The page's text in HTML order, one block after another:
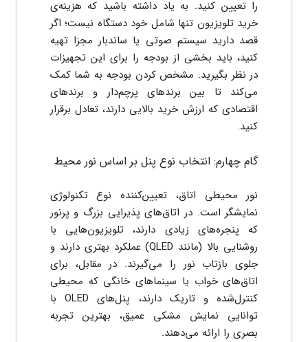
را تعیین کنید. به یاد داشته باشید که هزینه‌ی
خرید تلویزیون تنها شامل خود دستگاه نیست؛ اگر
قصد دارید سیستم صوتی یا ساندبار مجزا تهیه
کنید، باید بخشی از بودجه را برای این تجهیزات
در نظر بگیرید. مشخص کردن بودجه به شما کمک
می‌کند تا بین برندهای پرچم‌دار و برندهای
اقتصادی که ارزش خرید بالایی دارند، تعادل برقرار
کنید.
گام چهارم: انتخاب نوع پنل بر اساس نور محیط
نور محیطی اتاق، تعیین‌کننده نوع تکنولوژی
نمایشگر است. در اتاق‌های پذیرایی بزرگ و پرنور
که پنجره‌های زیادی دارند، تلویزیون‌هایی با
روشنایی بالا (مانند QLED) عملکرد بهتری دارند و
جلوی بازتاب نور را می‌گیرند. در مقابل، برای
اتاق‌های خواب یا سینماهای خانگی که محیطی
کنترل‌شده و تاریک دارند، پنل‌های OLED با
توانایی نمایش مشکی عمیق، بهترین تجربه
بصری را ارائه می‌دهند.